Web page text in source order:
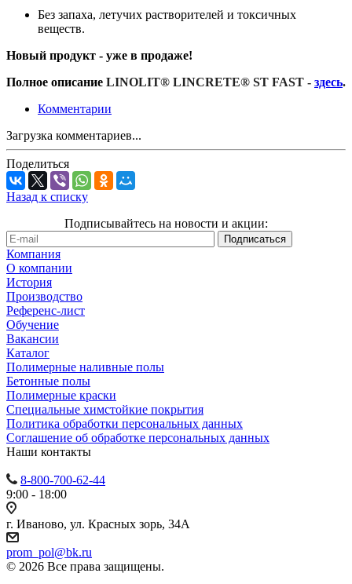
Без запаха, летучих растворителей и токсичных
веществ.
Новый продукт - уже в продаже!
Полное описание LINOLIT® LINCRETE® ST FAST - здесь.
Комментарии
Загрузка комментариев...
Поделиться
Назад к списку
Подписывайтесь на новости и акции:
Компания
О компании
История
Производство
Референс-лист
Обучение
Вакансии
Каталог
Полимерные наливные полы
Бетонные полы
Полимерные краски
Специальные химстойкие покрытия
Политика обработки персональных данных
Cоглашение об обработке персональных данных
Наши контакты
8-800-700-62-44
9:00 - 18:00
г. Иваново, ул. Красных зорь, 34А
prom_pol@bk.ru
© 2026 Все права защищены.